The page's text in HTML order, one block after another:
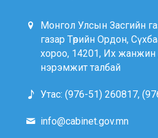
Монгол Улсын Засгийн
газар Төрийн Ордон,
хороо, 14201, Их
нэрэмжит талбай
Утас: (976-51) 260817,
info@cabinet.gov.mn